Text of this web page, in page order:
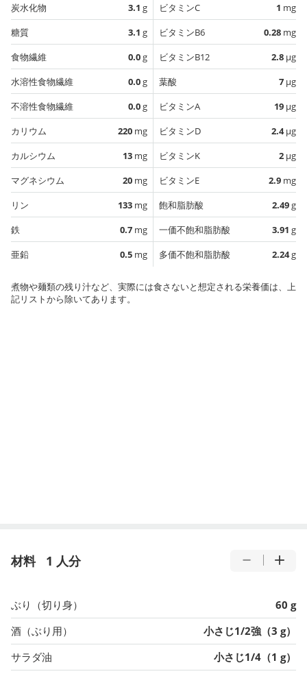
炭水化物
3.1 g
糖質
3.1 g
食物繊維
0.0g
水溶性食物繊維
0.0g
不溶性食物繊維
0.0g
カリウム
220 mg
カルシウム
13 mg
マグネシウム
20 mg
リン
133 mg
鉄
0.7 mg
亜鉛
0.5 mg
ビタミンC
1 mg
ビタミンB6
0.28 mg
ビタミンB12
2.8 µg
葉酸
7 µg
ビタミンA
19 µg
ビタミンD
2.4µg
ビタミンK
2 µg
ビタミンE
2.9 mg
飽和脂肪酸
2.49g
一価不飽和脂肪酸
3.91 g
多価不飽和脂肪酸
2.24g
煮物や麺類の残り汁など、実際には食さないと想定される栄養価は、上
記リストから除いてあります。
材料 1 人分
ぶり（切り身）
60 g
酒（ぶり用）
小さじ1/2強（3 g）
サラダ油
小さじ1/4（1 g）